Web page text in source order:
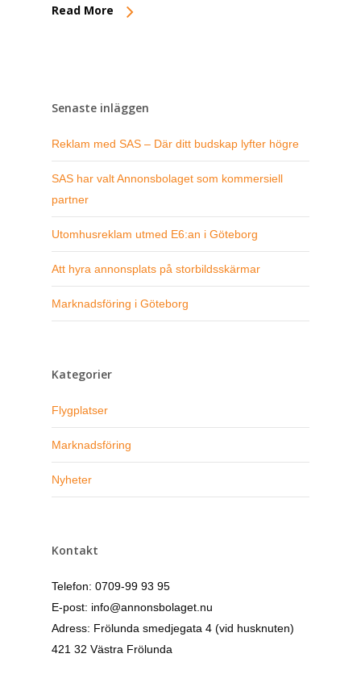
Read More
Senaste inläggen
Reklam med SAS – Där ditt budskap lyfter högre
SAS har valt Annonsbolaget som kommersiell
partner
Utomhusreklam utmed E6:an i Göteborg
Att hyra annonsplats på storbildsskärmar
Marknadsföring i Göteborg
Kategorier
Flygplatser
Marknadsföring
Nyheter
Kontakt
Telefon: 0709-99 93 95
E-post: info@annonsbolaget.nu
Adress: Frölunda smedjegata 4 (vid husknuten)
421 32 Västra Frölunda